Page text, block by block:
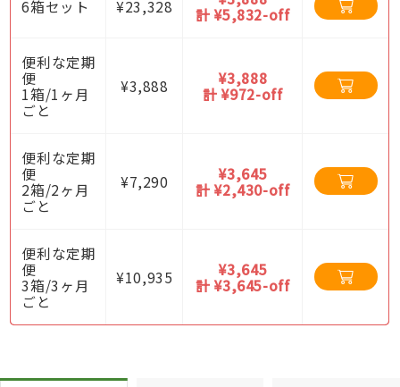
6箱セット ¥23,328
計 ¥5,832-off
便利な定期
便
1箱/1ヶ月
ごと
¥3,888
¥3,888
計 ¥972-off
便利な定期
便
2箱/2ヶ月
ごと
¥7,290
¥3,645
計 ¥2,430-off
便利な定期
便
3箱/3ヶ月
ごと
¥10,935
¥3,645
計 ¥3,645-off